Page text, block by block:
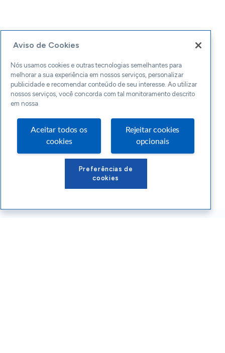
Aviso de Cookies
Nós usamos cookies e outras tecnologias semelhantes para
melhorar a sua experiência em nossos serviços, personalizar
publicidade e recomendar conteúdo de seu interesse. Ao utilizar
nossos serviços, você concorda com tal monitoramento descrito
em nossa
Aceitar todos os
cookies
Rejeitar cookies
opcionais
Preferências de
cookies